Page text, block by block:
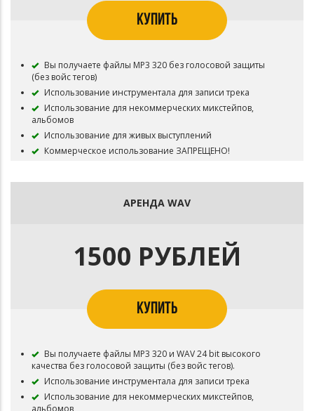
КУПИТЬ
Вы получаете файлы MP3 320 без голосовой защиты
(без войс тегов)
Использование инструментала для записи трека
Использование для некоммерческих микстейпов,
альбомов
Использование для живых выступлений
Коммерческое использование ЗАПРЕЩЕНО!
Бит остается в продаже.
АРЕНДА WAV
1500 РУБЛЕЙ
КУПИТЬ
Вы получаете файлы MP3 320 и WAV 24 bit высокого
качества без голосовой защиты (без войс тегов).
Использование инструментала для записи трека
Использование для некоммерческих микстейпов,
альбомов